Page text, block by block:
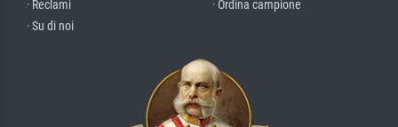
· Reclami
· Su di noi
· Ordina campione